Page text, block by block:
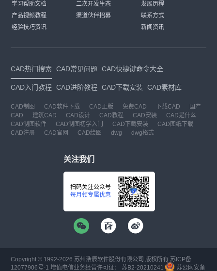
学习帮助文档
产品视频教程
经验技巧资讯
二次开发生态
渠道伙伴招募
发展历程
联系方式
新闻资讯
CAD热门搜索 CAD常见问题 CAD快捷键命令大全
CAD入门教程 CAD进阶教程 CAD下载安装 CAD素材库
CAD制图 CAD软件下载 CAD正版 免费CAD 下载CAD
国产
CAD
建筑CAD CAD设计 CAD教程 CAD安装
CAD是什么
CAD制图软件
CAD制图初学入门 CAD下载安装
CAD图纸下载
CAD注册
CAD官网 CAD绘图 dwg dwg格式
关注我们
扫码关注公众号
每月领专属优惠
Copyright © 1992-2026 苏州浩辰软件股份有限公司 版权所有 苏ICP备
12077906号-1 增值电信业务经营许可证： 苏B2-20210241 苏公网安备